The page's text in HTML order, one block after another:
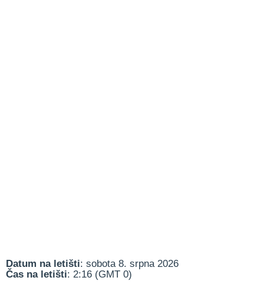
Datum na letišti: sobota 8. srpna 2026
Čas na letišti: 2:16 (GMT 0)